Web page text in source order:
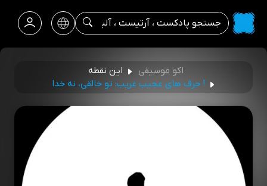
اکو موسیقی
این نقطه
! حرف های عجیب غریب: تو خالقی، نه خدا